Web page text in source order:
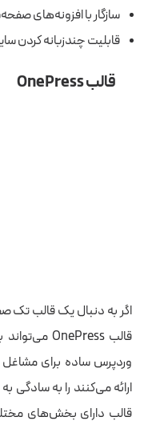
سازگار با افزونه‌های
قابلیت چندزبانه کردن
قالب OnePress
اگر به دنبال یک قالب
وردپرس ساده برای
ارائه می‌کنند را به سادگی
قالب دارای بخش‌های